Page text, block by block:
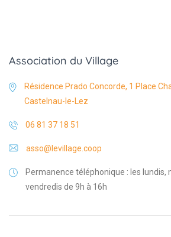
Association du Village
Résidence Prado Concorde, 1 Place
Castelnau-le-Lez
06 81 37 18 51
asso@levillage.coop
Permanence téléphonique : les lundis,
vendredis de 9h à 16h